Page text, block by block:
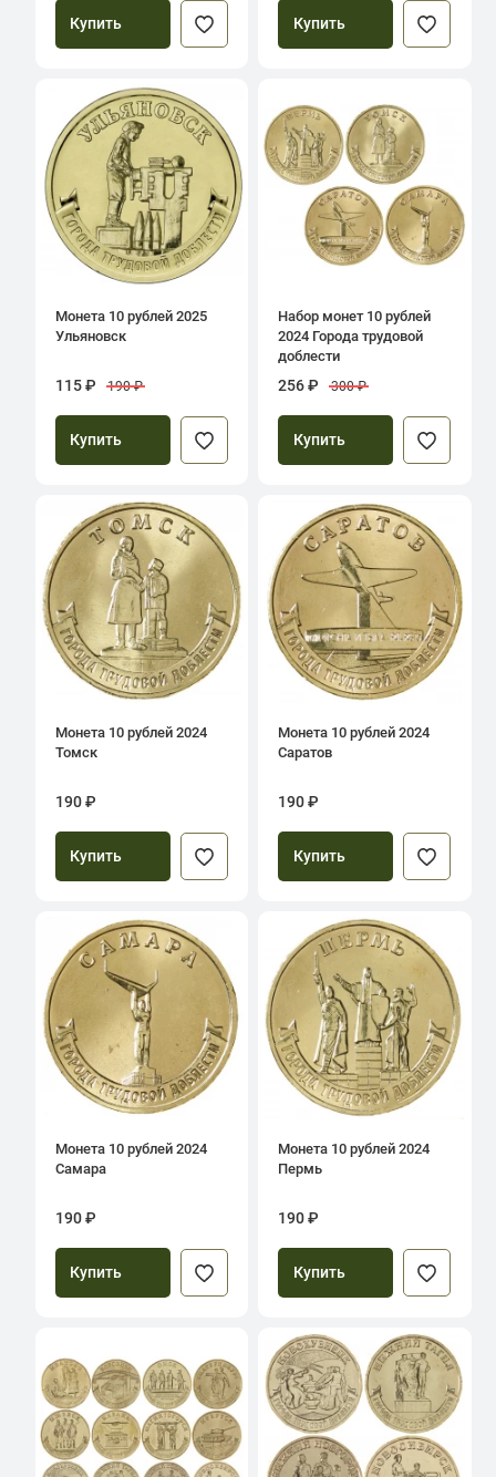
Купить Купить
Монета 10 рублей 2025
Ульяновск
115 ₽ 190 ₽
Купить
Набор монет 10 рублей
2024 Города трудовой
доблести
256 ₽ 300 ₽
Купить
Монета 10 рублей 2024
Томск
190 ₽
Купить
Монета 10 рублей 2024
Саратов
190 ₽
Купить
Монета 10 рублей 2024
Самара
190 ₽
Купить
Монета 10 рублей 2024
Пермь
190 ₽
Купить